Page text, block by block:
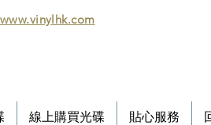
線上購買光碟 貼心服務